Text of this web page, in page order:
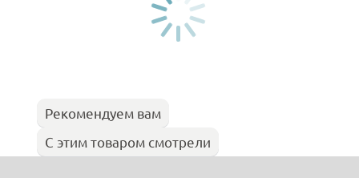
Рекомендуем вам
С этим товаром смотрели